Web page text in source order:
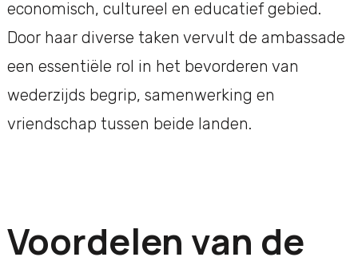
economisch, cultureel en educatief gebied.
Door haar diverse taken vervult de ambassade
een essentiële rol in het bevorderen van
wederzijds begrip, samenwerking en
vriendschap tussen beide landen.
Voordelen van de